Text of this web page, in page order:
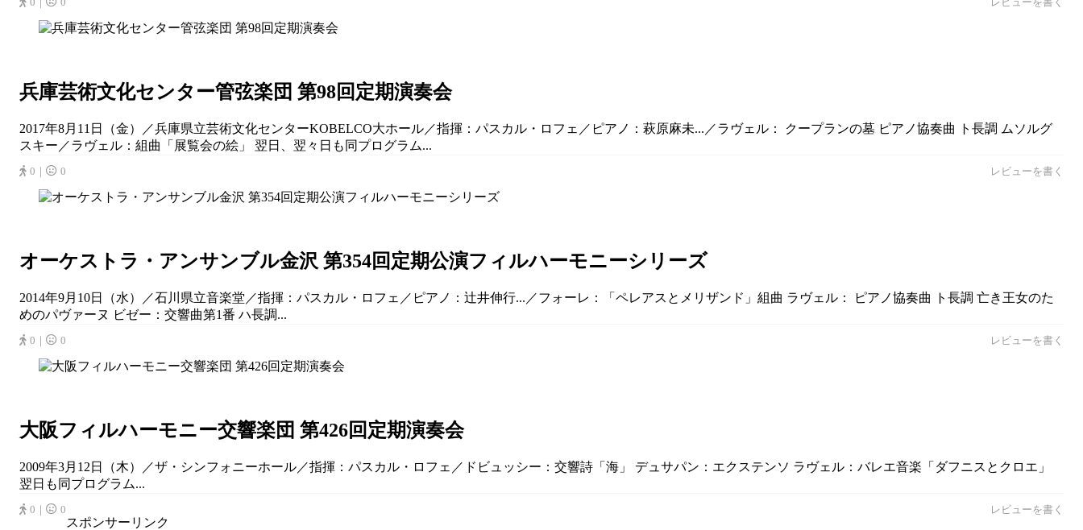
兵庫芸術文化センター管弦楽団 第98回定期演奏会
2017年8月11日（金）／兵庫県立芸術文化センターKOBELCO大ホール／指揮：パスカル・ロフェ／ピアノ：萩原麻未...／ラヴェル： クープランの墓 ピアノ協奏曲 ト長調 ムソルグ
スキー／ラヴェル：組曲「展覧会の絵」 翌日、翌々日も同プログラム...
0｜ 0 レビューを書く
オーケストラ・アンサンブル金沢 第354回定期公演フィルハーモニーシリーズ
2014年9月10日（水）／石川県立音楽堂／指揮：パスカル・ロフェ／ピアノ：辻井伸行...／フォーレ：「ペレアスとメリザンド」組曲 ラヴェル： ピアノ協奏曲 ト長調 亡き王女のた
めのパヴァーヌ ビゼー：交響曲第1番 ハ長調...
0｜ 0 レビューを書く
大阪フィルハーモニー交響楽団 第426回定期演奏会
2009年3月12日（木）／ザ・シンフォニーホール／指揮：パスカル・ロフェ／ドビュッシー：交響詩「海」 デュサパン：エクステンソ ラヴェル：バレエ音楽「ダフニスとクロエ」
翌日も同プログラム...
0｜ 0 レビューを書く
スポンサーリンク